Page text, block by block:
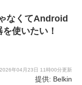
なくてAndroid
使いたい！
2026年04月23日 11時00分更新
提供: Belkin